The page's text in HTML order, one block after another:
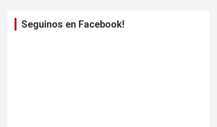
Seguinos en Facebook!